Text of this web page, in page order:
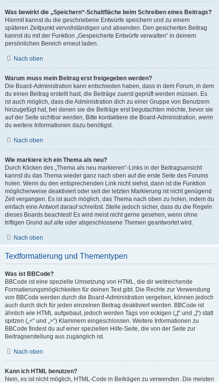
Was bewirkt die „Speichern“-Schaltfläche beim Schreiben eines Beitrags?
Hiermit kannst du die geschriebene Entwürfe speichern und zu einem
späteren Zeitpunkt vervollständigen und absenden. Den gesicherten Beitrag
kannst du mit der Funktion „Gespeicherte Entwürfe verwalten“ in deinem
persönlichen Bereich erneut laden.
Nach oben
Warum muss mein Beitrag erst freigegeben werden?
Die Board-Administration kann entschieden haben, dass in dem Forum, in dem
du einen Beitrag erstellt hast, die Beiträge zuerst geprüft werden müssen. Es
ist auch möglich, dass die Administration dich zu einer Gruppe von Benutzern
hinzugefügt hat, bei denen sie die Beiträge erst begutachten möchte, bevor sie
auf der Seite sichtbar werden. Bitte kontaktiere die Board-Administration, wenn
du weitere Informationen dazu benötigst.
Nach oben
Wie markiere ich ein Thema als neu?
Durch Klicken des „Thema als neu markieren“-Links in der Beitragsansicht
kannst du das Thema wieder ganz nach oben auf die erste Seite des Forums
holen. Wenn du den entsprechenden Link nicht siehst, dann ist die Funktion
möglicherweise deaktiviert oder seit der letzten Markierung ist nicht genügend
Zeit vergangen. Es ist auch möglich, das Thema nach oben zu holen, indem du
einfach eine Antwort darauf schreibst. Stelle jedoch sicher, dass du die Regeln
dieses Boards beachtest! Es wird meist nicht gerne gesehen, wenn ohne
triftigen Grund auf alte oder abgeschlossene Themen geantwortet wird.
Nach oben
Textformatierung und Thementypen
Was ist BBCode?
BBCode ist eine spezielle Umsetzung von HTML, die dir weitreichende
Formatierungsmöglichkeiten für deinen Text gibt. Die Rechte zur Verwendung
von BBCode werden durch die Board-Administration vergeben, können jedoch
auch durch dich für jeden einzelnen Beitrag deaktiviert werden. BBCode ist
ähnlich wie HTML aufgebaut, jedoch werden Tags von eckigen („[“ und „]“) statt
spitzen („<“ und „>“) Klammern eingeschlossen. Weitere Informationen zu
BBCode findest du auf einer speziellen Hilfe-Seite, die von der Seite zur
Beitragserstellung aus zugänglich ist.
Nach oben
Kann ich HTML benutzen?
Nein, es ist nicht möglich, HTML-Code in Beiträgen zu verwenden. Die meisten